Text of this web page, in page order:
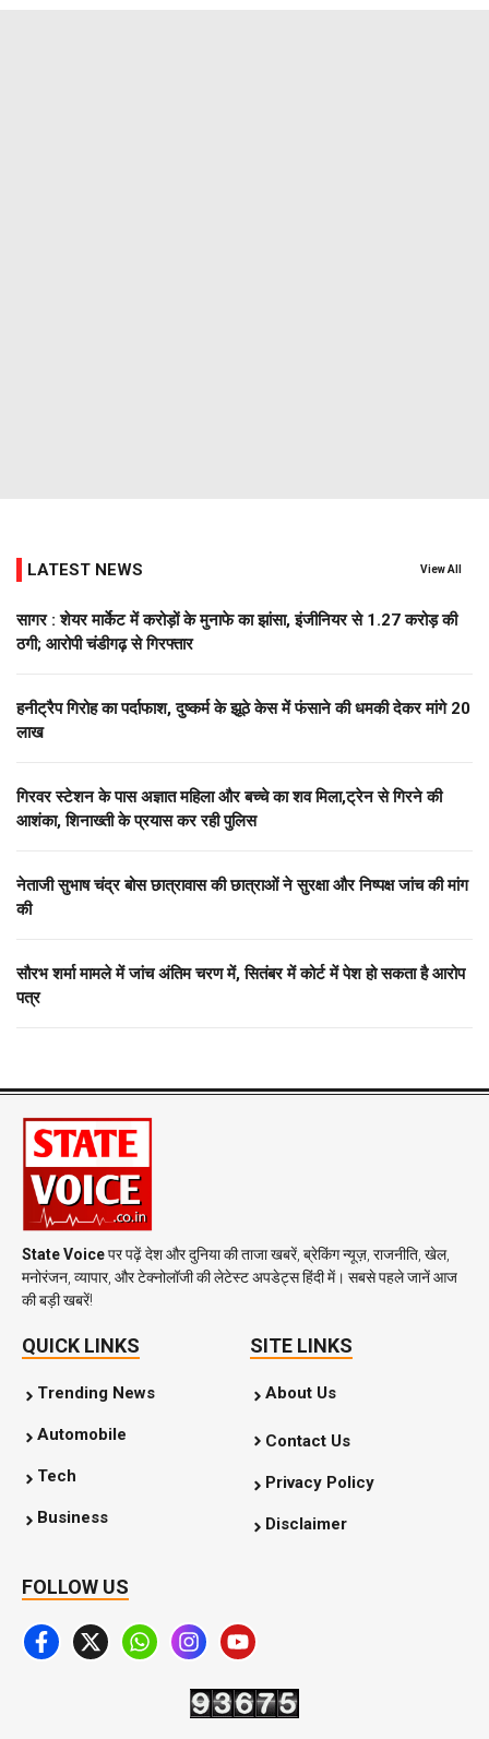
LATEST NEWS View All
सागर : शेयर मार्केट में करोड़ों के मुनाफे का झांसा, इंजीनियर से 1.27 करोड़ की
ठगी; आरोपी चंडीगढ़ से गिरफ्तार
हनीट्रैप गिरोह का पर्दाफाश, दुष्कर्म के झूठे केस में फंसाने की धमकी देकर मांगे 20
लाख
गिरवर स्टेशन के पास अज्ञात महिला और बच्चे का शव मिला,ट्रेन से गिरने की
आशंका, शिनाख्ती के प्रयास कर रही पुलिस
नेताजी सुभाष चंद्र बोस छात्रावास की छात्राओं ने सुरक्षा और निष्पक्ष जांच की मांग
की
सौरभ शर्मा मामले में जांच अंतिम चरण में, सितंबर में कोर्ट में पेश हो सकता है आरोप
पत्र
State Voiceपर पढ़ें देश और दुनिया की ताजा खबरें, ब्रेकिंग न्यूज़, राजनीति, खेल,
मनोरंजन, व्यापार, और टेक्नोलॉजी की लेटेस्ट अपडेट्स हिंदी में। सबसे पहले जानें आज
की बड़ी खबरें!
QUICK LINKS
Trending News
Automobile
Tech
Business
SITE LINKS
About Us
Contact Us
Privacy Policy
Disclaimer
FOLLOW US